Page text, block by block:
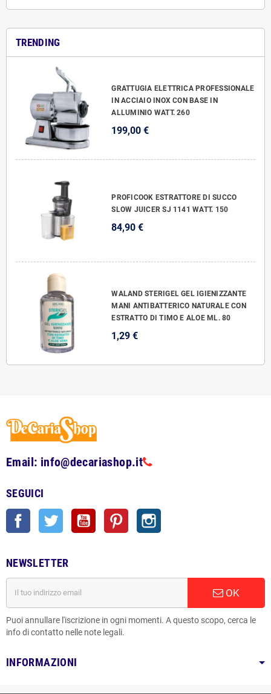
TRENDING
GRATTUGIA ELETTRICA PROFESSIONALE
IN ACCIAIO INOX CON BASE IN
ALLUMINIO WATT. 260
199,00 €
PROFICOOK ESTRATTORE DI SUCCO
SLOW JUICER SJ 1141 WATT. 150
84,90 €
WALAND STERIGEL GEL IGIENIZZANTE
MANI ANTIBATTERICO NATURALE CON
ESTRATTO DI TIMO E ALOE ML. 80
1,29 €
Email: info@decariashop.it
SEGUICI
Facebook Twitter YouTube Pinterest
NEWSLETTER
OK
Puoi annullare l'iscrizione in ogni momenti. A questo scopo, cerca le
info di contatto nelle note legali.
INFORMAZIONI